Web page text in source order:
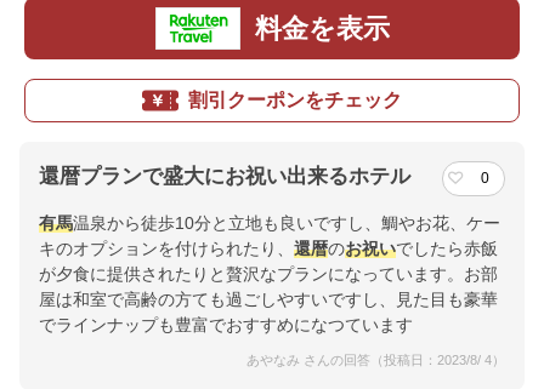
料金を表示
割引クーポンをチェック
還暦プランで盛大にお祝い出来るホテル 0
有馬温泉から徒歩10分と立地も良いですし、鯛やお花、ケー
キのオプションを付けられたり、 還暦のお祝いでしたら赤飯
が夕食に提供されたりと贅沢なプランになっています。お部
屋は和室で高齢の方ても過ごしやすいですし、見た目も豪華
でラインナップも豊富でおすすめになつています
あやなみ さんの回答（投稿日：2023/8/ 4）